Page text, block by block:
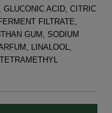
ACID, CITRIC
FILTRATE,
GUM, SODIUM
LINALOOL,